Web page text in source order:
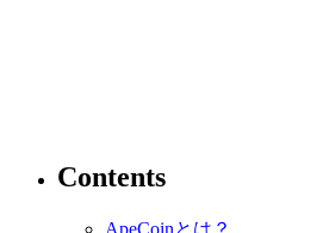
Contents
ApeCoinとは？